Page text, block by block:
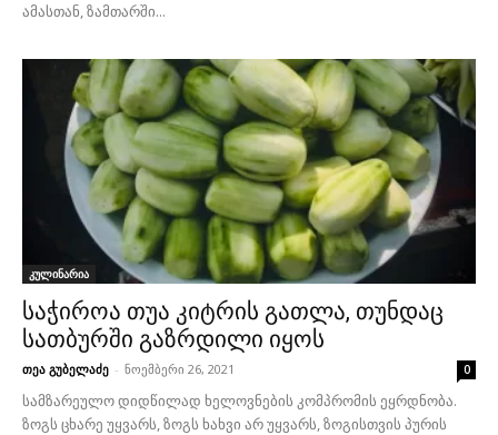
ამასთან, ზამთარში...
კულინარია
საჭიროა თუა კიტრის გათლა, თუნდაც
სათბურში გაზრდილი იყოს
თეა გუბელაძე - ნოემბერი 26, 2021 0
სამზარეულო დიდწილად ხელოვნების კომპრომის ეყრდნობა.
ზოგს ცხარე უყვარს, ზოგს ხახვი არ უყვარს, ზოგისთვის პურის